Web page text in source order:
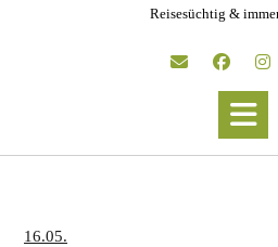
Reisesüchtig &
16.05.